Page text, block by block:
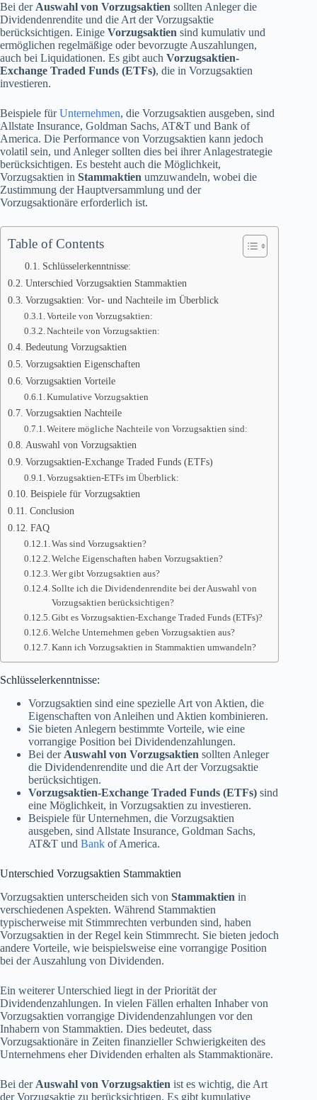
Bei der Auswahl von Vorzugsaktien sollten Anleger die
Dividendenrendite und die Art der Vorzugsaktie
berücksichtigen. Einige Vorzugsaktien sind kumulativ und
ermöglichen regelmäßige oder bevorzugte Auszahlungen,
auch bei Liquidationen. Es gibt auch Vorzugsaktien-
Exchange Traded Funds (ETFs), die in Vorzugsaktien
investieren.
Beispiele fürUnternehmen, die Vorzugsaktien ausgeben, sind
Allstate Insurance, Goldman Sachs, AT&T und Bank of
America. Die Performance von Vorzugsaktien kann jedoch
volatil sein, und Anleger sollten dies bei ihrer Anlagestrategie
berücksichtigen. Es besteht auch die Möglichkeit,
Vorzugsaktien in Stammaktien umzuwandeln, wobei die
Zustimmung der Hauptversammlung und der
Vorzugsaktionäre erforderlich ist.
Table of Contents
Schlüsselerkenntnisse:
Unterschied Vorzugsaktien Stammaktien
Vorzugsaktien: Vor- und Nachteile im Überblick
Vorteile von Vorzugsaktien:
Nachteile von Vorzugsaktien:
Bedeutung Vorzugsaktien
Vorzugsaktien Eigenschaften
Vorzugsaktien Vorteile
Kumulative Vorzugsaktien
Vorzugsaktien Nachteile
Weitere mögliche Nachteile von Vorzugsaktien sind:
Auswahl von Vorzugsaktien
Vorzugsaktien-Exchange Traded Funds (ETFs)
Vorzugsaktien-ETFs im Überblick:
Beispiele für Vorzugsaktien
Conclusion
FAQ
Was sind Vorzugsaktien?
Welche Eigenschaften haben Vorzugsaktien?
Wer gibt Vorzugsaktien aus?
Sollte ich die Dividendenrendite bei der Auswahl von
Vorzugsaktien berücksichtigen?
Gibt es Vorzugsaktien-Exchange Traded Funds (ETFs)?
Welche Unternehmen geben Vorzugsaktien aus?
Kann ich Vorzugsaktien in Stammaktien umwandeln?
Schlüsselerkenntnisse:
Vorzugsaktien sind eine spezielle Art von Aktien, die
Eigenschaften von Anleihen und Aktien kombinieren.
Sie bieten Anlegern bestimmte Vorteile, wie eine
vorrangige Position bei Dividendenzahlungen.
Bei der Auswahl von Vorzugsaktien sollten Anleger
die Dividendenrendite und die Art der Vorzugsaktie
berücksichtigen.
Vorzugsaktien-Exchange Traded Funds (ETFs) sind
eine Möglichkeit, in Vorzugsaktien zu investieren.
Beispiele für Unternehmen, die Vorzugsaktien
ausgeben, sind Allstate Insurance, Goldman Sachs,
AT&T und Bank of America.
Unterschied Vorzugsaktien Stammaktien
Vorzugsaktien unterscheiden sich von Stammaktien in
verschiedenen Aspekten. Während Stammaktien
typischerweise mit Stimmrechten verbunden sind, haben
Vorzugsaktien in der Regel kein Stimmrecht. Sie bieten jedoch
andere Vorteile, wie beispielsweise eine vorrangige Position
bei der Auszahlung von Dividenden.
Ein weiterer Unterschied liegt in der Priorität der
Dividendenzahlungen. In vielen Fällen erhalten Inhaber von
Vorzugsaktien vorrangige Dividendenzahlungen vor den
Inhabern von Stammaktien. Dies bedeutet, dass
Vorzugsaktionäre in Zeiten finanzieller Schwierigkeiten des
Unternehmens eher Dividenden erhalten als Stammaktionäre.
Bei der Auswahl von Vorzugsaktien ist es wichtig, die Art
der Vorzugsaktie zu berücksichtigen. Es gibt kumulative